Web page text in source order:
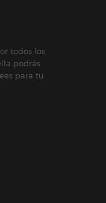
todos los
podrás
para tu